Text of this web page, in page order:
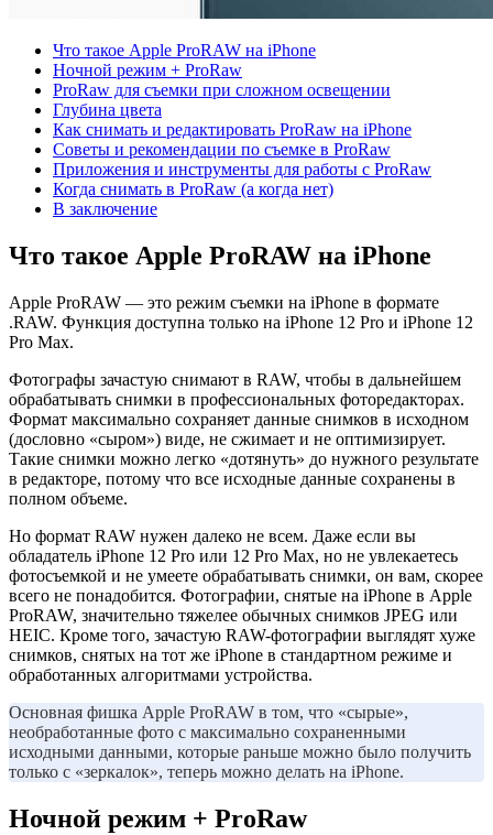
Что такое Apple ProRAW на iPhone
Ночной режим + ProRaw
ProRaw для съемки при сложном освещении
Глубина цвета
Как снимать и редактировать ProRaw на iPhone
Советы и рекомендации по съемке в ProRaw
Приложения и инструменты для работы с ProRaw
Когда снимать в ProRaw (а когда нет)
В заключение
Что такое Apple ProRAW на iPhone
Apple ProRAW — это режим съемки на iPhone в формате
.RAW. Функция доступна только на iPhone 12 Pro и iPhone 12
Pro Max.
Фотографы зачастую снимают в RAW, чтобы в дальнейшем
обрабатывать снимки в профессиональных фоторедакторах.
Формат максимально сохраняет данные снимков в исходном
(дословно «сыром») виде, не сжимает и не оптимизирует.
Такие снимки можно легко «дотянуть» до нужного результате
в редакторе, потому что все исходные данные сохранены в
полном объеме.
Но формат RAW нужен далеко не всем. Даже если вы
обладатель iPhone 12 Pro или 12 Pro Max, но не увлекаетесь
фотосъемкой и не умеете обрабатывать снимки, он вам, скорее
всего не понадобится. Фотографии, снятые на iPhone в Apple
ProRAW, значительно тяжелее обычных снимков JPEG или
HEIC. Кроме того, зачастую RAW-фотографии выглядят хуже
снимков, снятых на тот же iPhone в стандартном режиме и
обработанных алгоритмами устройства.
Основная фишка Apple ProRAW в том, что «сырые»,
необработанные фото с максимально сохраненными
исходными данными, которые раньше можно было получить
только с «зеркалок», теперь можно делать на iPhone.
Ночной режим + ProRaw